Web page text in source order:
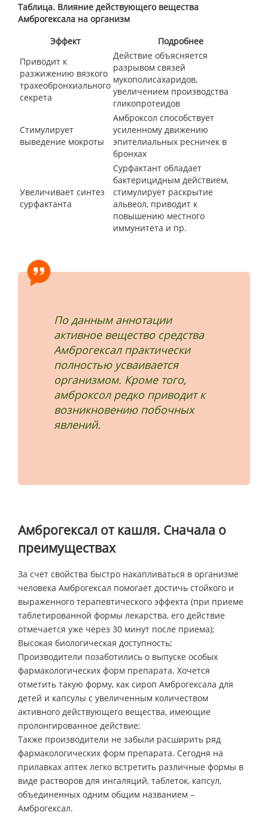
Таблица. Влияние действующего вещества
Амброгексала на организм
Эффект
Подробнее
Приводит к
разжижению вязкого
трахеобронхиального
секрета
Действие объясняется
разрывом связей
мукополисахаридов,
увеличением производства
гликопротеидов
Стимулирует
выведение мокроты
Амброксол способствует
усиленному движению
эпителиальных ресничек в
бронхах
Увеличивает синтез
сурфактанта
Сурфактант обладает
бактерицидным действием,
стимулирует раскрытие
альвеол, приводит к
повышению местного
иммунитета и пр.
По данным аннотации
активное вещество средства
Амброгексал практически
полностью усваивается
организмом. Кроме того,
амброксол редко приводит к
возникновению побочных
явлений.
Амброгексал от кашля. Сначала о
преимуществах
За счет свойства быстро накапливаться в организме
человека Амброгексал помогает достичь стойкого и
выраженного терапевтического эффекта (при приеме
таблетированной формы лекарства, его действие
отмечается уже через 30 минут после приема);
Высокая биологическая доступность;
Производители позаботились о выпуске особых
фармакологических форм препарата. Хочется
отметить такую форму, как сироп Амброгексала для
детей и капсулы с увеличенным количеством
активного действующего вещества, имеющие
пролонгированное действие;
Также производители не забыли расширить ряд
фармакологических форм препарата. Сегодня на
прилавках аптек легко встретить различные формы в
виде растворов для ингаляций, таблеток, капсул,
объединенных одним общим названием –
Амброгексал.